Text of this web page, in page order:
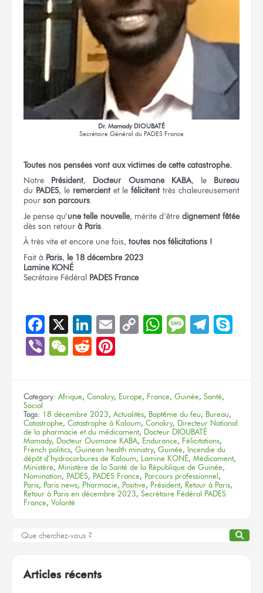
Dr. Mamady DIOUBATÉ
Secrétaire Général du PADES France
Toutes nos pensées vont aux victimes de cette catastrophe.
Notre Président, Docteur Ousmane KABA, le Bureau
du PADES, le remercient et lefélicitent très chaleureusement
pour son parcours.
Je pense qu’une telle nouvelle, mérite d’être dignement fêtée
dès son retour à Paris
À très vite et encore une fois, toutes nos félicitations !
Fait à Paris, le 18 décembre 2023
Lamine KONÉ
Secrétaire Fédéral PADES France
Facebook
X LinkedIn
EmailCopyWhatsApp
Message
ViberWeChat
Reddit
Category: Afrique, Conakry, Europe, France, Guinée, Santé,
Social
Tags: 18 décembre 2023, Actualités, Baptême du feu, Bureau,
Catastrophe, Catastrophe à Kaloum, Conakry, Directeur National
de la pharmacie et du médicament, Docteur DIOUBATÉ
Mamady, Docteur Ousmane KABA, Endurance, Félicitations,
French politics, Guinean health ministry, Guinée, Incendie du
dépôt d’hydrocarbures de Kaloum, Lamine KONÉ, Médicament,
Ministère, Ministère de la Santé de la République de Guinée,
Nomination, PADES, PADES France, Parcours professionnel ,
Paris, Paris news, Pharmacie, Positive, Président, Retour à Paris,
Retour à Paris en décembre 2023, Secrétaire Fédéral PADES
France, Volonté
Articles récents